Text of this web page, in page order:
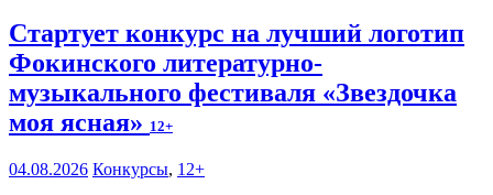
Стартует конкурс на лучший логотип
Фокинского литературно-
музыкального фестиваля «Звездочка
моя ясная» 12+
04.08.2026 Конкурсы, 12+